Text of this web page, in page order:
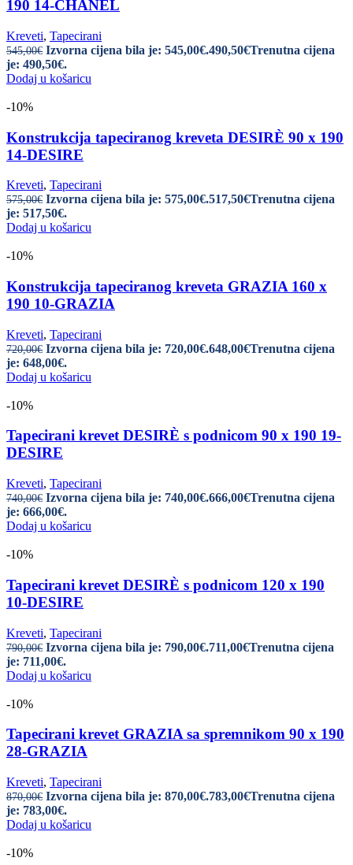
190 14-CHANEL
Kreveti, Tapecirani
545,00€ Izvorna cijena bila je: 545,00€.490,50€Trenutna cijena
je: 490,50€.
Dodaj u košaricu
-10%
Konstrukcija tapeciranog kreveta DESIRÈ 90 x 190
14-DESIRE
Kreveti, Tapecirani
575,00€ Izvorna cijena bila je: 575,00€.517,50€Trenutna cijena
je: 517,50€.
Dodaj u košaricu
-10%
Konstrukcija tapeciranog kreveta GRAZIA 160 x
190 10-GRAZIA
Kreveti, Tapecirani
720,00€ Izvorna cijena bila je: 720,00€.648,00€Trenutna cijena
je: 648,00€.
Dodaj u košaricu
-10%
Tapecirani krevet DESIRÈ s podnicom 90 x 190 19-
DESIRE
Kreveti, Tapecirani
740,00€ Izvorna cijena bila je: 740,00€.666,00€Trenutna cijena
je: 666,00€.
Dodaj u košaricu
-10%
Tapecirani krevet DESIRÈ s podnicom 120 x 190
10-DESIRE
Kreveti, Tapecirani
790,00€ Izvorna cijena bila je: 790,00€.711,00€Trenutna cijena
je: 711,00€.
Dodaj u košaricu
-10%
Tapecirani krevet GRAZIA sa spremnikom 90 x 190
28-GRAZIA
Kreveti, Tapecirani
870,00€ Izvorna cijena bila je: 870,00€.783,00€Trenutna cijena
je: 783,00€.
Dodaj u košaricu
-10%